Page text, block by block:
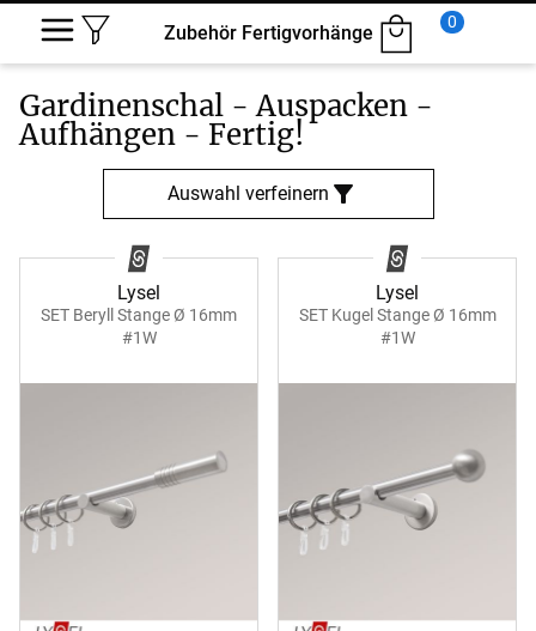
Zubehör Fertigvorhänge
0
Gardinenschal -Auspacken -
Aufhängen - Fertig!
Auswahl verfeinern
Lysel
SET Beryll Stange Ø 16mm
#1W
Lysel
SET Kugel Stange Ø 16mm
#1W